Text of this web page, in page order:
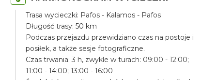
Trasa wycieczki: Pafos - Kalamos - Pafos
Długość trasy: 50 km
Podczas przejazdu przewidziano czas na postoje i
posiłek, a także sesje fotograficzne.
Czas trwania: 3 h, zwykle w turach: 09:00 - 12:00;
11:00 - 14:00; 13:00 - 16:00